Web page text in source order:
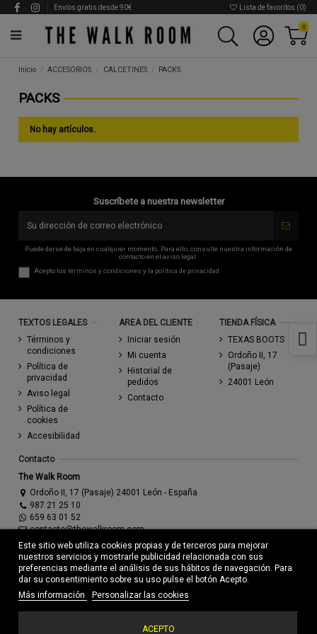
Envíos gratis desde 90€ Lista de favoritos (0)
0
Inicio ACCESORIOS CALCETINES PACKS
PACKS
No hay artículos.
Suscríbete a nuestra newsletter
Puede darse de baja en cualquier momento. Para ello, consulte nuestra información de
contacto en el aviso legal.
Acepto lostérminos y condiciones y la política de privacidad
TEXTOS LEGALES
Términos y
condiciones
Política de
privacidad
Aviso legal
Política de
cookies
Accesibilidad
AREA DEL CLIENTE
Iniciar sesión
Mi cuenta
Historial de
pedidos
Contacto
TIENDA FÍSICA
TEXAS BOOTS
Ordoño II, 17
(Pasaje)
24001 León
Contacto
The Walk Room
Ordoño II, 17 (Pasaje) 24001 León - España
987 21 25 10
659 63 01 52
contacto@thewalkroom.com
Este sitio web utiliza cookies propias y de terceros para mejorar
nuestros servicios y mostrarle publicidad relacionada con sus
preferencias mediante el análisis de sus hábitos de navegación. Para
dar su consentimiento sobre su uso pulse el botón Acepto.
Más información
Personalizar las cookies
ACEPTO